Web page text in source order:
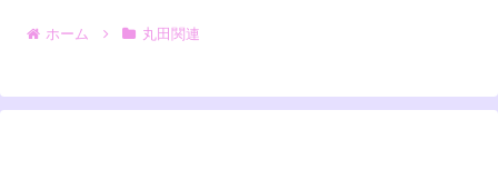
ホーム 丸田関連